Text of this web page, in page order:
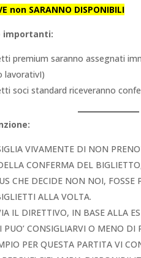
non SARANNO DISPONIBILI
importanti:
premium saranno assegnati
lavorativI)
soci standard riceveranno
VIVAMENTE DI NON
CONFERMA DEL
CHE DECIDE NON NOI, FOSSE
ALLA VOLTA.
IL DIRETTIVO, IN BASE ALLA
PUO’ CONSIGLIARVI O MENO DI
PER QUESTA PARTITA VI